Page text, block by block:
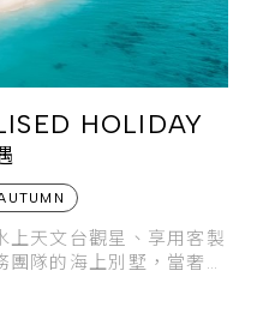
HOLIDAY
上天文台觀星、享用客製
隊的海上別墅，當奢華